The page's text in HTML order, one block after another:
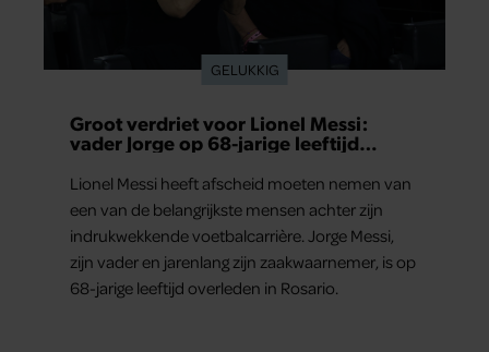
GELUKKIG
Groot verdriet voor Lionel Messi:
vader Jorge op 68-jarige leeftijd
Lionel Messi heeft afscheid moeten nemen van
een van de belangrijkste mensen achter zijn
indrukwekkende voetbalcarrière. Jorge Messi,
zijn vader en jarenlang zijn zaakwaarnemer, is op
68-jarige leeftijd overleden in Rosario.